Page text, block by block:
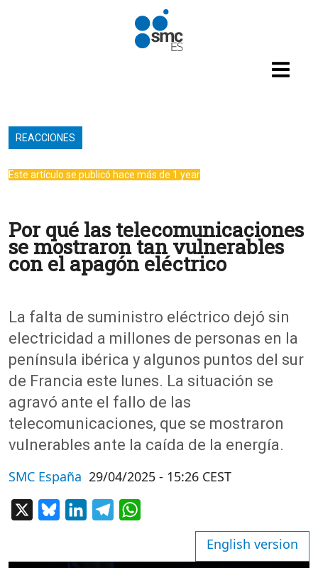
Pasar al contenido principal
REACCIONES
Este artículo se publicó hace más de 1 year
Por qué las telecomunicaciones
se mostraron tan vulnerables
con el apagón eléctrico
La falta de suministro eléctrico dejó sin
electricidad a millones de personas en la
península ibérica y algunos puntos del sur
de Francia este lunes. La situación se
agravó ante el fallo de las
telecomunicaciones, que se mostraron
vulnerables ante la caída de la energía.
SMC España 29/04/2025 - 15:26 CEST
BlueskyLinkedInTelegram
English version